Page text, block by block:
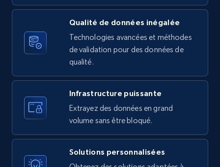
price, and more.
1.9K+ 323+ Essai gratuit
Asin, URL, Name, Sponsored, Initial price, Final
price, Currency, Sold, and more.
1.6K+ 181+ Essai gratuit
Qualité de données inégalée
Technologies avancées et méthodes
de validation pour des données de
qualité.
Infrastructure puissante
Extrayez des données en grand
volume sans être bloqué.
Solutions personnalisées